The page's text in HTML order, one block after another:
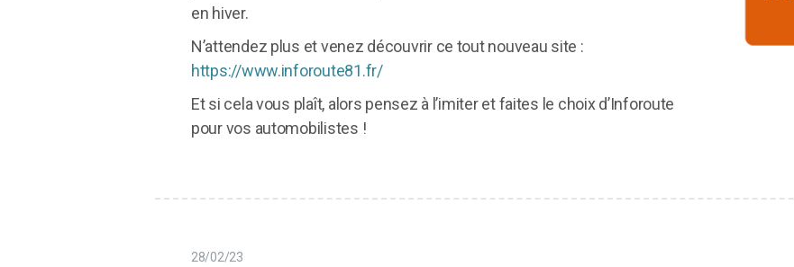
en hiver.
N’attendez plus et venez découvrir ce tout nouveau site :
https://www.inforoute81.fr/
Et si cela vous plaît, alors pensez à l’imiter et faites le choix d’Inforoute
pour vos automobilistes !
28/02/23